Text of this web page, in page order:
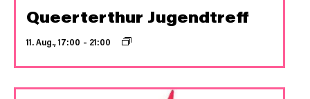
Queerterthur Jugendtreff
11. Aug., 17:00 – 21:00